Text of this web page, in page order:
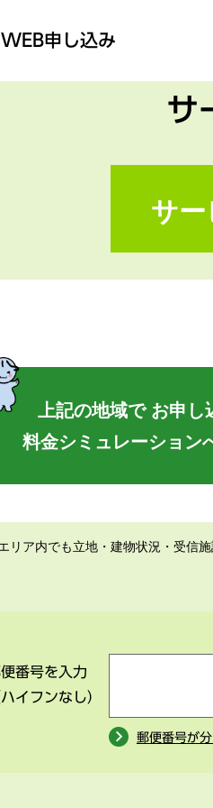
WEB申し込み
サ
サ
上記の地域で お申し
料金シミュレーション
リア内でも立地・建物状況・受信
番号を入力
ハイフンなし）
郵便番号が